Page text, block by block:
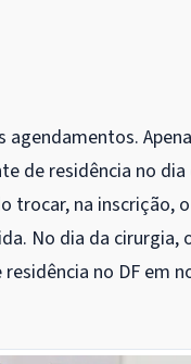
agendamentos.
de residência no
na inscrição,
No dia da
no DF em